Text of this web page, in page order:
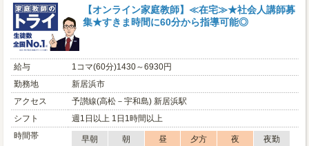
【オンライン家庭教師】≪在宅≫★社会人講師募
集★すきま時間に60分から指導可能◎
給与
1コマ(60分)1430～6930円
勤務地
新居浜市
アクセス
予讃線(高松－宇和島) 新居浜駅
シフト
週1日以上 1日1時間以上
時間帯
早朝 朝 昼 夕方 夜 夜勤